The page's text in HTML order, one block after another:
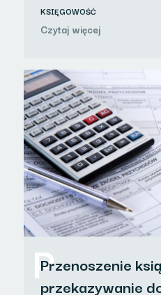
KSIĘGOWOŚĆ
Czytaj więcej
P
Przenoszenie
przekazywanie